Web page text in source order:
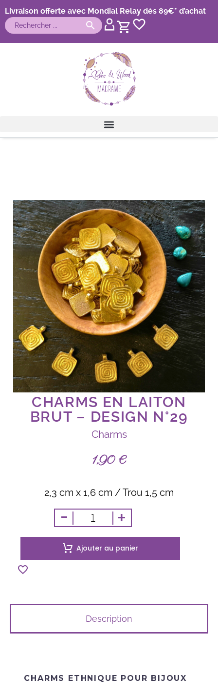
Livraison offerte avec Mondial Relay dès 89€* d’achat
CHARMS EN LAITON
BRUT – DESIGN N°29
Charms
1,90€
2,3 cm x 1,6 cm / Trou 1,5 cm
- +
Ajouter au panier
Description
CHARMS ETHNIQUE POUR BIJOUX